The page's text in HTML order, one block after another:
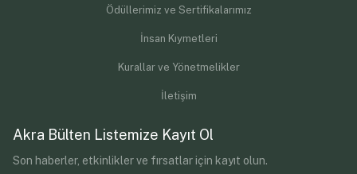
Ödüllerimiz ve Sertifikalarımız
İnsan Kıymetleri
Kurallar ve Yönetmelikler
İletişim
Akra Bülten Listemize Kayıt Ol
Son haberler, etkinlikler ve fırsatlar için kayıt olun.